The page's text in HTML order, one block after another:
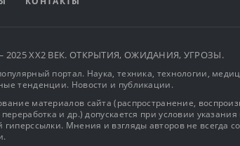
2025 XX2 ВЕК. ОТКРЫТИЯ, ОЖИДАНИЯ, УГРОЗЫ.
портал. Наука, техника, технологии,
тенденции. Новости и публикации.
материалов сайта (распространение,
и др.) допускается при условии
гиперссылки. Мнения и взгляды авторов не всегда